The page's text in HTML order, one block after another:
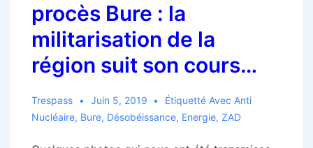
«
Mauvaise
Troupe
»
procès Bure : la
militarisation de la
région suit son cours…
Trespass Juin 5, 2019 Étiquetté Avec Anti
Nucléaire, Bure, Désobéissance, Energie, ZAD